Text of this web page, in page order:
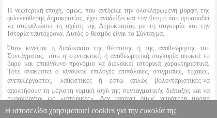
Η νεωτερική εποχή, όμως, που ανέδειξε την ολοκληρωμένη μορφή της
φιλελεύθερης δημοκρατίας, έχει αναδείξει και τον θεσμό που προσπαθεί
να συμφιλιώσει τη σχέση της Δημοκρατίας με τη συγκυρία και την
Iστορία ταυτόχρονα. Αυτός ο θεσμός είναι το Σύνταγμα.
Όταν κινείται η διαδικασία της θέσπισης ή της αναθεώρησης του
Συντάγματος, τότε η συντακτική ή αναθεωρητική συγκυρία αποκτά το
βαρύ και επικίνδυνο προνόμιο να διεκδικεί ιστορικά χαρακτηριστικά.
Τότε ανακύπτει ο κίνδυνος επιλογές επιπόλαιες, στιγμιαίες, τυχαίες,
ανεπεξέργαστες, λαϊκίστικες ή έστω απλώς βολονταριστικές-να
αποκτήσουν τη μέγιστη νομική ισχύ της συνταγματικής διάταξης και να
εμφανίζονται ως «ιστορικές». Δεν υπάρχει όμως χειρότερη μορφή
λαϊκισμού από τον συνταγματικό λαϊκισμό. Αυτό το βιβλίο επιδιώκει να
λειτουργήσει ακριβώς ως αντίβαρο στον συνταγματικό λαϊκισμό.
Η ιστοσελίδα χρησιμοποιεί cookies για την ευκολία της